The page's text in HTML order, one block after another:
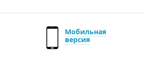
Мобильная
версия